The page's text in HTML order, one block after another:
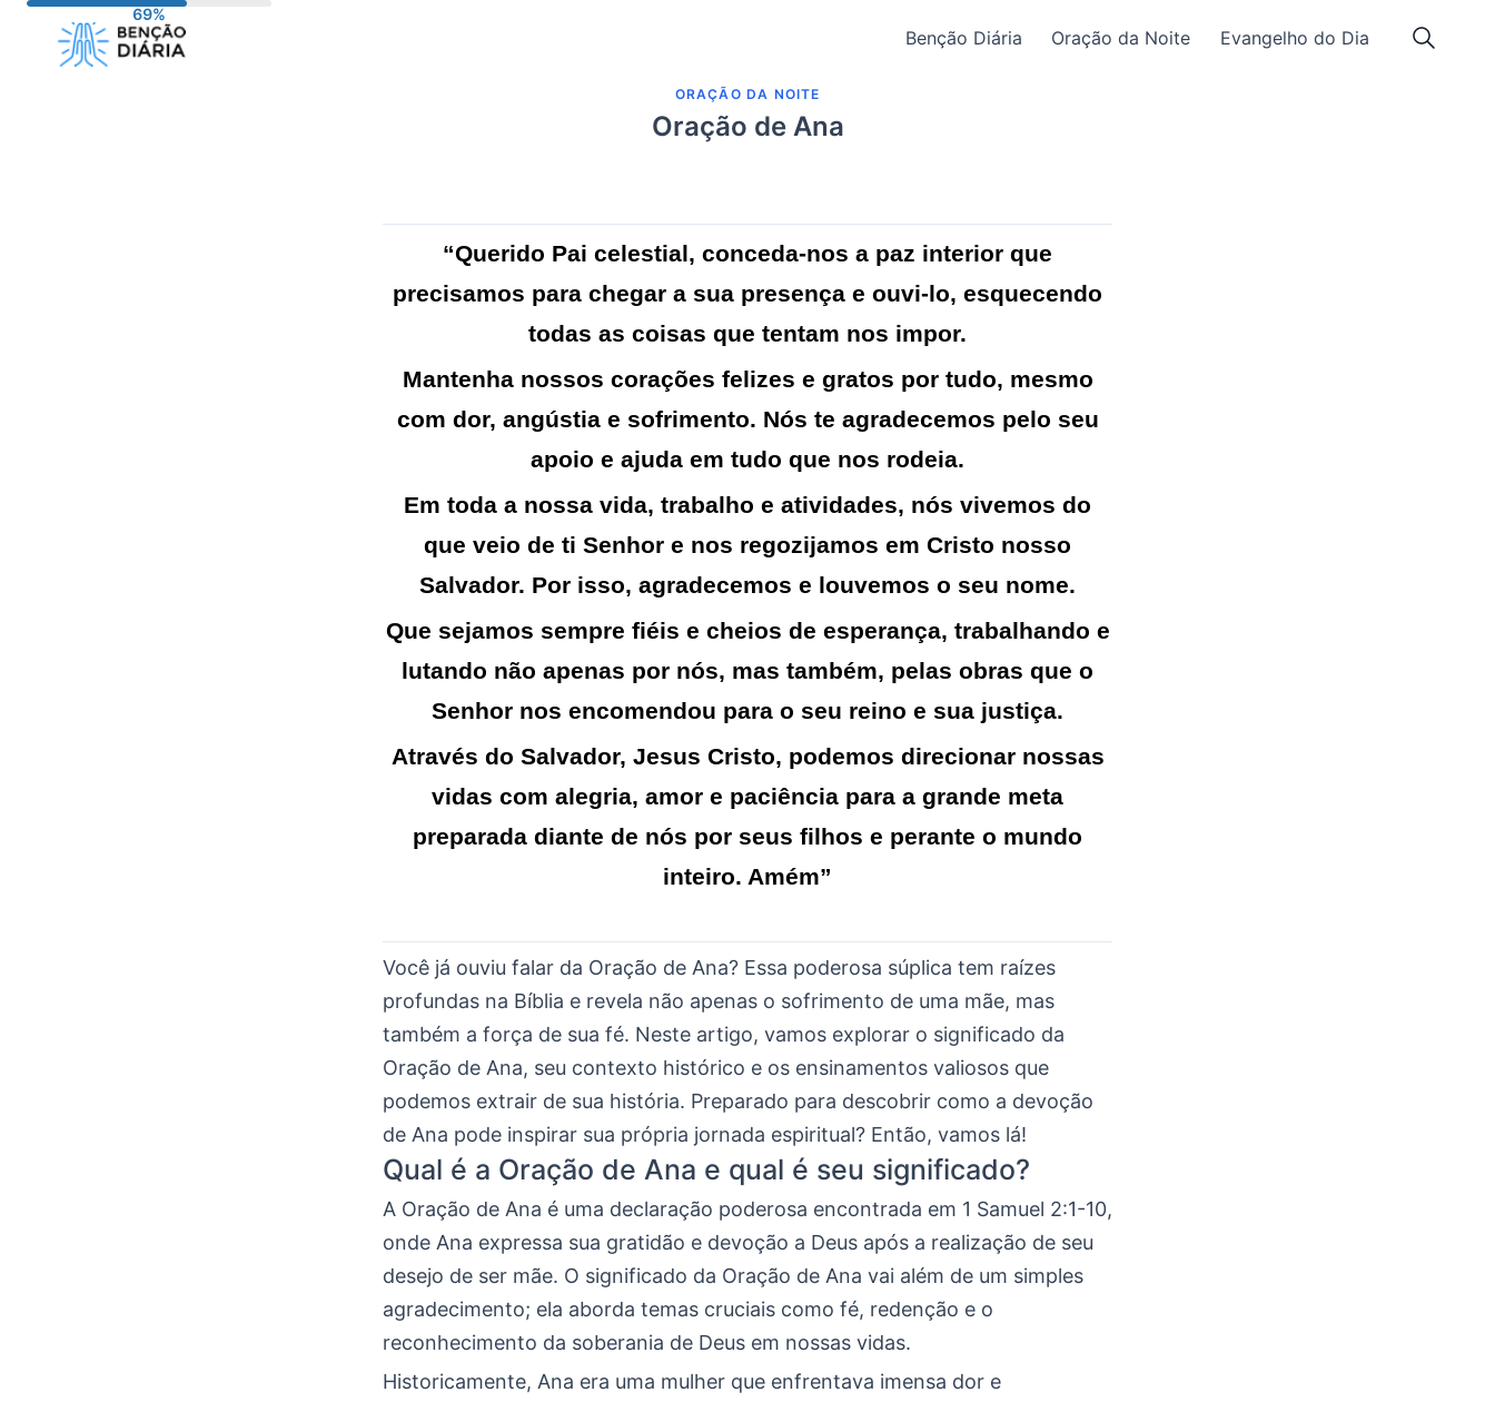
Benção Diária Oração da Noite Evangelho do Dia
ORAÇÃO DA NOITE
Oração de Ana
“Querido Pai celestial, conceda-nos a paz interior que
precisamos para chegar a sua presença e ouvi-lo, esquecendo
todas as coisas que tentam nos impor.
Mantenha nossos corações felizes e gratos por tudo, mesmo
com dor, angústia e sofrimento. Nós te agradecemos pelo seu
apoio e ajuda em tudo que nos rodeia.
Em toda a nossa vida, trabalho e atividades, nós vivemos do
que veio de ti Senhor e nos regozijamos em Cristo nosso
Salvador. Por isso, agradecemos e louvemos o seu nome.
Que sejamos sempre fiéis e cheios de esperança, trabalhando e
lutando não apenas por nós, mas também, pelas obras que o
Senhor nos encomendou para o seu reino e sua justiça.
Através do Salvador, Jesus Cristo, podemos direcionar nossas
vidas com alegria, amor e paciência para a grande meta
preparada diante de nós por seus filhos e perante o mundo
inteiro. Amém”
Você já ouviu falar da Oração de Ana? Essa poderosa súplica tem raízes
profundas na Bíblia e revela não apenas o sofrimento de uma mãe, mas
também a força de sua fé. Neste artigo, vamos explorar o significado da
Oração de Ana, seu contexto histórico e os ensinamentos valiosos que
podemos extrair de sua história. Preparado para descobrir como a devoção
de Ana pode inspirar sua própria jornada espiritual? Então, vamos lá!
Qual é a Oração de Ana e qual é seu significado?
A Oração de Ana é uma declaração poderosa encontrada em 1 Samuel 2:1-10,
onde Ana expressa sua gratidão e devoção a Deus após a realização de seu
desejo de ser mãe. O significado da Oração de Ana vai além de um simples
agradecimento; ela aborda temas cruciais como fé, redenção e o
reconhecimento da soberania de Deus em nossas vidas.
Historicamente, Ana era uma mulher que enfrentava imensa dor e